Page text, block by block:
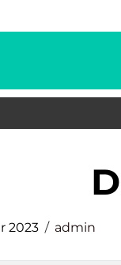
2023 admin